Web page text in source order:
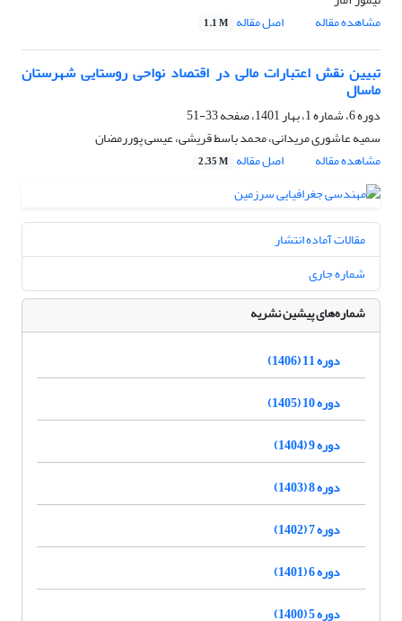
مشاهده مقاله
اصل مقاله 1.1 M
تبیین نقش اعتبارات مالی در اقتصاد نواحی روستایی شهرستان
ماسال
دوره 6، شماره 1، بهار 1401، صفحه
33-51
سمیه عاشوری مریدانی، محمد باسط قریشی، عیسی پوررمضان
مشاهده مقاله
اصل مقاله 2.35 M
مقالات آماده انتشار
شماره جاری
شماره‌های پیشین نشریه
دوره 11 (1406)
دوره 10 (1405)
دوره 9 (1404)
دوره 8 (1403)
دوره 7 (1402)
دوره 6 (1401)
دوره 5 (1400)